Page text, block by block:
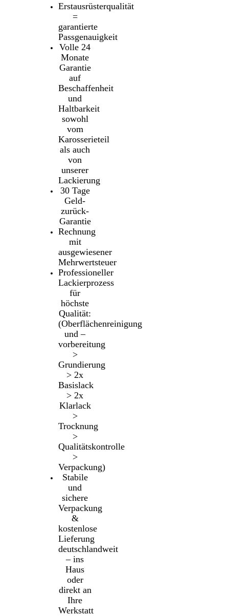
Erstausrüsterqualität
=
garantierte
Passgenauigkeit
Volle 24
Monate
Garantie
auf
Beschaffenheit
und
Haltbarkeit
sowohl
vom
Karosserieteil
als auch
von
unserer
Lackierung
30 Tage
Geld-
zurück-
Garantie
Rechnung
mit
ausgewiesener
Mehrwertsteuer
Professioneller
Lackierprozess
für
höchste
Qualität:
(Oberflächenreinigung
und –
vorbereitung
>
Grundierung
> 2x
Basislack
> 2x
Klarlack
>
Trocknung
>
Qualitätskontrolle
>
Verpackung)
Stabile
und
sichere
Verpackung
&
kostenlose
Lieferung
deutschlandweit
– ins
Haus
oder
direkt an
Ihre
Werkstatt